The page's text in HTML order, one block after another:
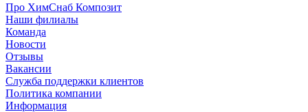
Про ХимСнаб Композит
Наши филиалы
Команда
Новости
Отзывы
Вакансии
Служба поддержки клиентов
Политика компании
Информация